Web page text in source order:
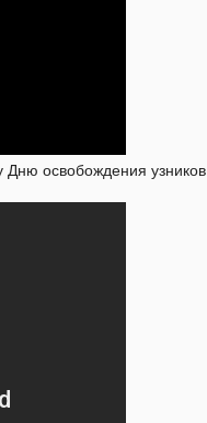
освобождения узников